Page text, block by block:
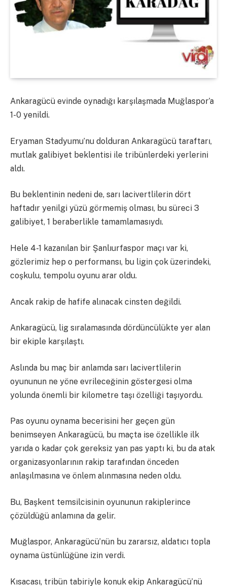
Ankaragücü evinde oynadığı karşılaşmada Muğlaspor’a
1-0 yenildi.
Eryaman Stadyumu’nu dolduran Ankaragücü taraftarı,
mutlak galibiyet beklentisi ile tribünlerdeki yerlerini
aldı.
Bu beklentinin nedeni de, sarı lacivertlilerin dört
haftadır yenilgi yüzü görmemiş olması, bu süreci 3
galibiyet, 1 beraberlikle tamamlamasıydı.
Hele 4-1 kazanılan bir Şanlıurfaspor maçı var ki,
gözlerimiz hep o performansı, bu ligin çok üzerindeki,
coşkulu, tempolu oyunu arar oldu.
Ancak rakip de hafife alınacak cinsten değildi.
Ankaragücü, lig sıralamasında dördüncülükte yer alan
bir ekiple karşılaştı.
Aslında bu maç bir anlamda sarı lacivertlilerin
oyununun ne yöne evrileceğinin göstergesi olma
yolunda önemli bir kilometre taşı özelliği taşıyordu.
Pas oyunu oynama becerisini her geçen gün
benimseyen Ankaragücü, bu maçta ise özellikle ilk
yarıda o kadar çok gereksiz yan pas yaptı ki, bu da atak
organizasyonlarının rakip tarafından önceden
anlaşılmasına ve önlem alınmasına neden oldu.
Bu, Başkent temsilcisinin oyununun rakiplerince
çözüldüğü anlamına da gelir.
Muğlaspor, Ankaragücü’nün bu zararsız, aldatıcı topla
oynama üstünlüğüne izin verdi.
Kısacası, tribün tabiriyle konuk ekip Ankaragücü’nü